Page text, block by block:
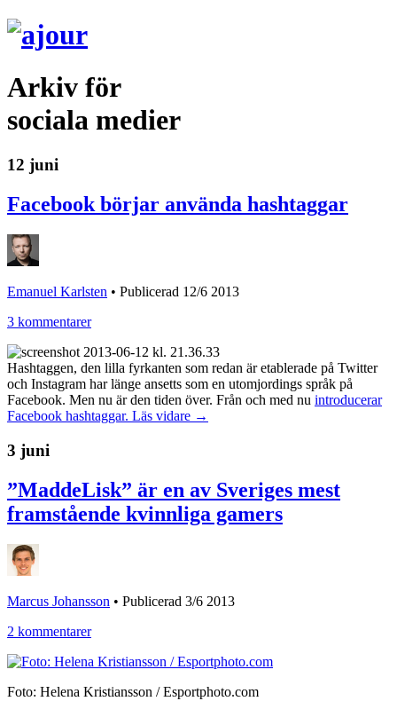
Arkiv för
sociala medier
12 juni
Facebook börjar använda hashtaggar
Emanuel Karlsten • Publicerad 12/6 2013
3 kommentarer
Hashtaggen, den lilla fyrkanten som redan är etablerade på Twitter
och Instagram har länge ansetts som en utomjordings språk på
Facebook. Men nu är den tiden över. Från och med nu introducerar
Facebook hashtaggar. Läs vidare →
3 juni
”MaddeLisk” är en av Sveriges mest
framstående kvinnliga gamers
Marcus Johansson • Publicerad 3/6 2013
2 kommentarer
Foto: Helena Kristiansson / Esportphoto.com